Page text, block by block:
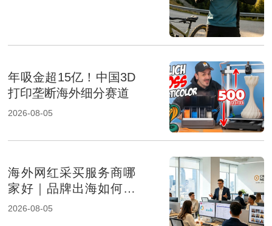
年吸金超15亿！中国3D
打印垄断海外细分赛道
2026-08-05
海外网红采买服务商哪
家好｜品牌出海如何选
择专业KOL采购机构
2026-08-05